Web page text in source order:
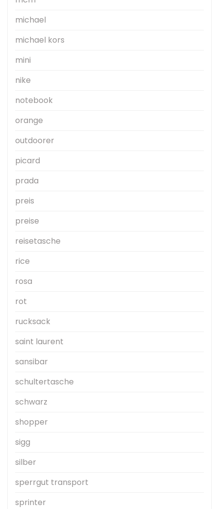
michael
michael kors
mini
nike
notebook
orange
outdoorer
picard
prada
preis
preise
reisetasche
rice
rosa
rot
rucksack
saint laurent
sansibar
schultertasche
schwarz
shopper
sigg
silber
sperrgut transport
sprinter